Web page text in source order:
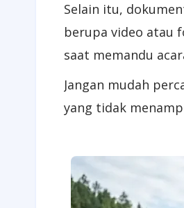
Selain itu,
berupa video atau
saat memandu
Jangan mudah
yang tidak